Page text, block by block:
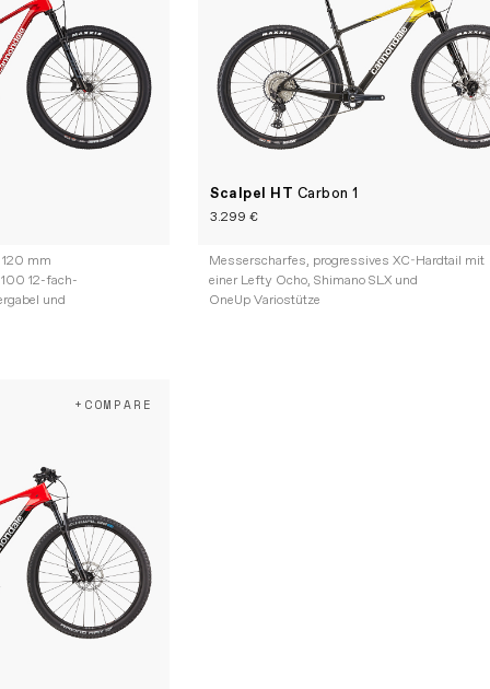
mm
12-fach-
und
Scalpel HT Carbon 1
3.299 €
Messerscharfes, progressives XC-Hardtail mit
einer Lefty Ocho, Shimano SLX und
OneUp Variostütze
+COMPARE